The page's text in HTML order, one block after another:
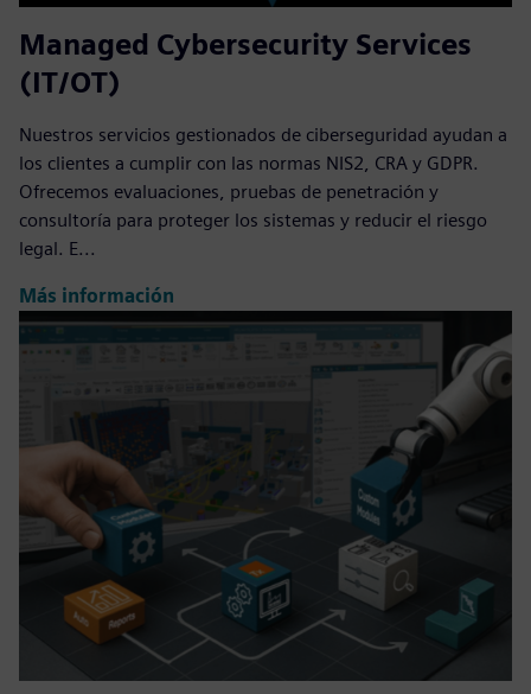
Managed Cybersecurity Services
(IT/OT)
Nuestros servicios gestionados de ciberseguridad ayudan a
los clientes a cumplir con las normas NIS2, CRA y GDPR.
Ofrecemos evaluaciones, pruebas de penetración y
consultoría para proteger los sistemas y reducir el riesgo
legal. E...
Más información